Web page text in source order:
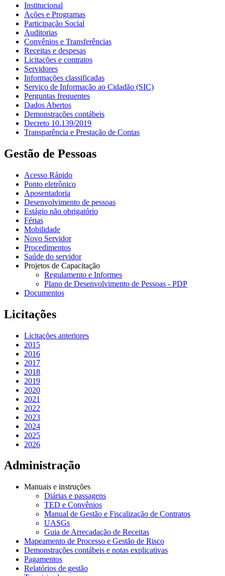
Institucional
Ações e Programas
Participação Social
Auditorias
Convênios e Transferências
Receitas e despesas
Licitações e contratos
Servidores
Informações classificadas
Serviço de Informação ao Cidadão (SIC)
Perguntas frequentes
Dados Abertos
Demonstrações contábeis
Decreto 10.139/2019
Transparência e Prestação de Contas
Gestão de Pessoas
Acesso Rápido
Ponto eletrônico
Aposentadoria
Desenvolvimento de pessoas
Estágio não obrigatório
Férias
Mobilidade
Novo Servidor
Procedimentos
Saúde do servidor
Projetos de Capacitação
Regulamento e Informes
Plano de Desenvolvimento de Pessoas - PDP
Documentos
Licitações
Licitações anteriores
2015
2016
2017
2018
2019
2020
2021
2022
2023
2024
2025
2026
Administração
Manuais e instruções
Diárias e passagens
TED e Convênios
Manual de Gestão e Fiscalização de Contratos
UASGs
Guia de Arrecadação de Receitas
Mapeamento de Processo e Gestão de Risco
Demonstrações contábeis e notas explicativas
Pagamentos
Relatórios de gestão